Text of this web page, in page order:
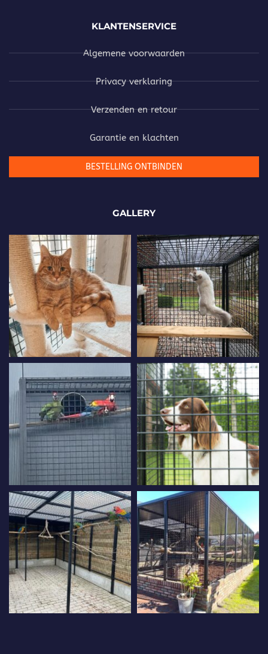
KLANTENSERVICE
Algemene voorwaarden
Privacy verklaring
Verzenden en retour
Garantie en klachten
BESTELLING ONTBINDEN
GALLERY